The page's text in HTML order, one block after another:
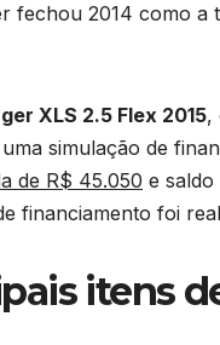
fechou 2014 como a
XLS 2.5 Flex 2015,
simulação de
de R$ 45.050 e
financiamento foi
itens